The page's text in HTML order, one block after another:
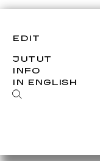
EDIT
JUTUT
INFO
IN ENGLISH